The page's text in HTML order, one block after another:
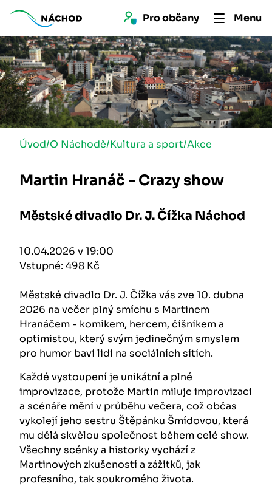
Pro občany Menu
Úvod/O Náchodě/Kultura a sport/Akce
Martin Hranáč - Crazy show
Městské divadlo Dr. J. Čížka Náchod
10.04.2026 v 19:00
Vstupné: 498 Kč
Městské divadlo Dr. J. Čížka vás zve 10. dubna
2026 na večer plný smíchu s Martinem
Hranáčem - komikem, hercem, číšníkem a
optimistou, který svým jedinečným smyslem
pro humor baví lidi na sociálních sítích.
Každé vystoupení je unikátní a plné
improvizace, protože Martin miluje improvizaci
a scénáře mění v průběhu večera, což občas
vykolejí jeho sestru Štěpánku Šmídovou, která
mu dělá skvělou společnost během celé show.
Všechny scénky a historky vychází z
Martinových zkušeností a zážitků, jak
profesního, tak soukromého života.